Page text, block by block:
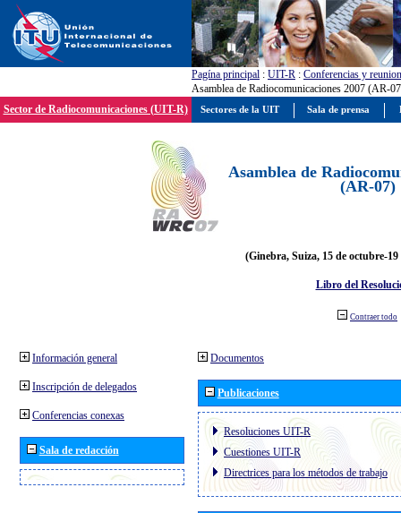
Pagína principal : UIT-R : Conferencias y
Asamblea de Radiocomunicaciones 2007 (AR-
Sector de Radiocomunicaciones (UIT-R)
Asamblea de
(AR-07)
(Ginebra, Suiza, 15 de octubre-19
Libro del
Contraer todo
Información general
Inscripción de delegados
Conferencias conexas
Sala de redacción
Documentos
Publicaciones
Resoluciones UIT-R
Cuestiones UIT-R
Directrices para los métodos de trabajo
Sectores de la UIT Sala de prensa